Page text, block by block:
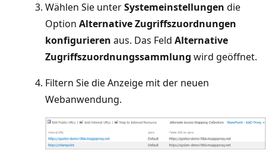
Wählen Sie unterSystemeinstellungen die
Option Alternative Zugriffszuordnungen
konfigurieren aus. Das Feld Alternative
Zugriffszuordnungssammlung wird geöffnet.
Filtern Sie die Anzeige mit der neuen
Webanwendung.